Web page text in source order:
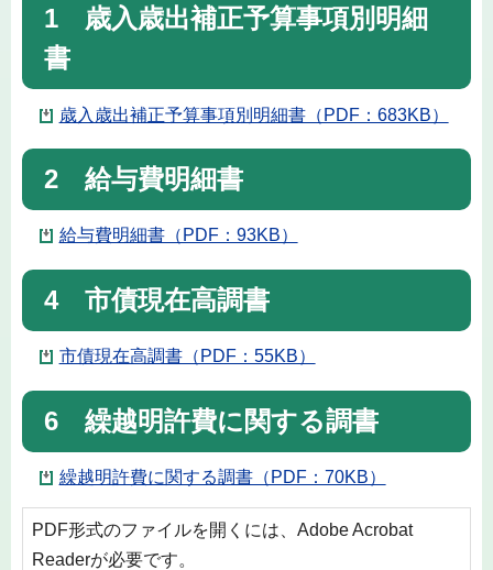
1 歳入歳出補正予算事項別明細
書
歳入歳出補正予算事項別明細書（PDF：683KB）
2 給与費明細書
給与費明細書（PDF：93KB）
4 市債現在高調書
市債現在高調書（PDF：55KB）
6 繰越明許費に関する調書
繰越明許費に関する調書（PDF：70KB）
PDF形式のファイルを開くには、Adobe Acrobat
Readerが必要です。